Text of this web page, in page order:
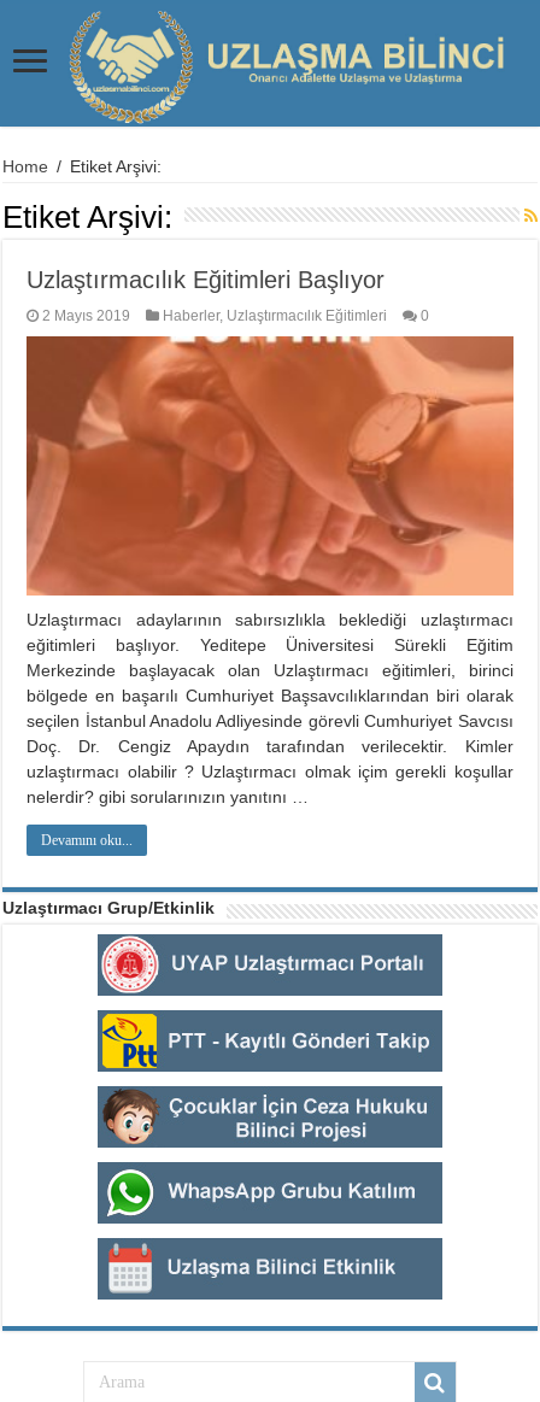
Home / Etiket Arşivi:
Etiket Arşivi:
Uzlaştırmacılık Eğitimleri Başlıyor
2 Mayıs 2019 Haberler, Uzlaştırmacılık Eğitimleri 0
Uzlaştırmacı adaylarının sabırsızlıkla beklediği uzlaştırmacı
eğitimleri başlıyor. Yeditepe Üniversitesi Sürekli Eğitim
Merkezinde başlayacak olan Uzlaştırmacı eğitimleri, birinci
bölgede en başarılı Cumhuriyet Başsavcılıklarından biri olarak
seçilen İstanbul Anadolu Adliyesinde görevli Cumhuriyet Savcısı
Doç. Dr. Cengiz Apaydın tarafından verilecektir. Kimler
uzlaştırmacı olabilir ? Uzlaştırmacı olmak içim gerekli koşullar
nelerdir? gibi sorularınızın yanıtını …
Devamını oku...
Uzlaştırmacı Grup/Etkinlik